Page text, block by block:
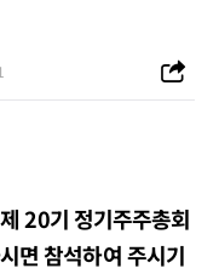
제20기 정기주주총회
면 참석하여 주시기